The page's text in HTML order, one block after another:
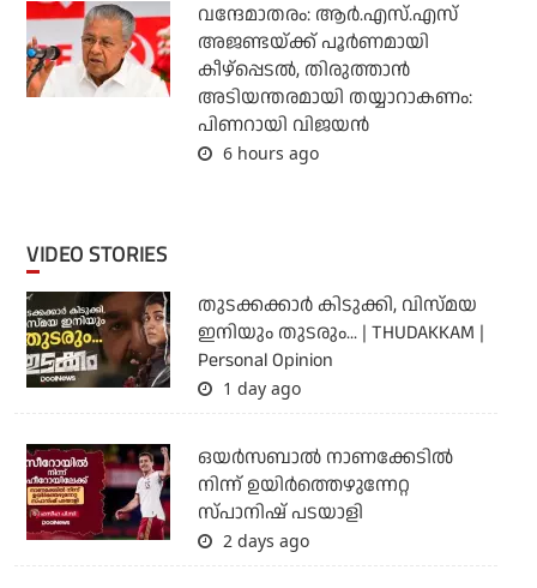
വന്ദേമാതരം: ആര്‍.എസ്.എസ്
അജണ്ടയ്ക്ക് പൂര്‍ണമായി
കീഴ്‌പ്പെടല്‍, തിരുത്താന്‍
അടിയന്തരമായി തയ്യാറാകണം:
പിണറായി വിജയന്‍
6 hours ago
VIDEO STORIES
തുടക്കക്കാര്‍ കിടുക്കി, വിസ്മയ
ഇനിയും തുടരും... | THUDAKKAM |
Personal Opinion
1 day ago
ഒയര്‍സബാൽ നാണക്കേടിൽ
നിന്ന് ഉയിർത്തെഴുന്നേറ്റ
സ്പാനിഷ് പടയാളി
2 days ago